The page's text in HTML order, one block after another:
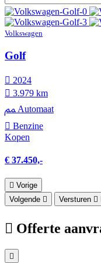
Volkswagen
Golf
2024
3.979 km
Automaat
Benzine
Kopen
€ 37.450,-
Vorige
Volgende
Versturen
Offerte